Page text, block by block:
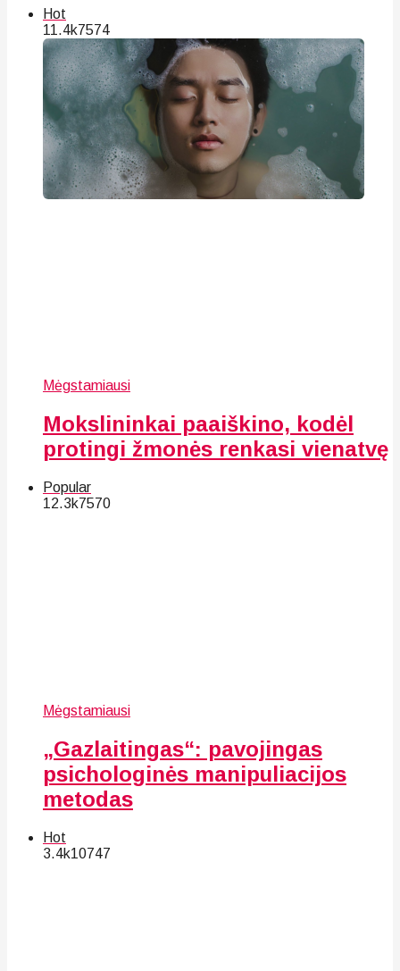
Hot
11.4k7574
Mėgstamiausi
Mokslininkai paaiškino, kodėl
protingi žmonės renkasi vienatvę
Popular
12.3k7570
Mėgstamiausi
„Gazlaitingas“: pavojingas
psichologinės manipuliacijos
metodas
Hot
3.4k10747